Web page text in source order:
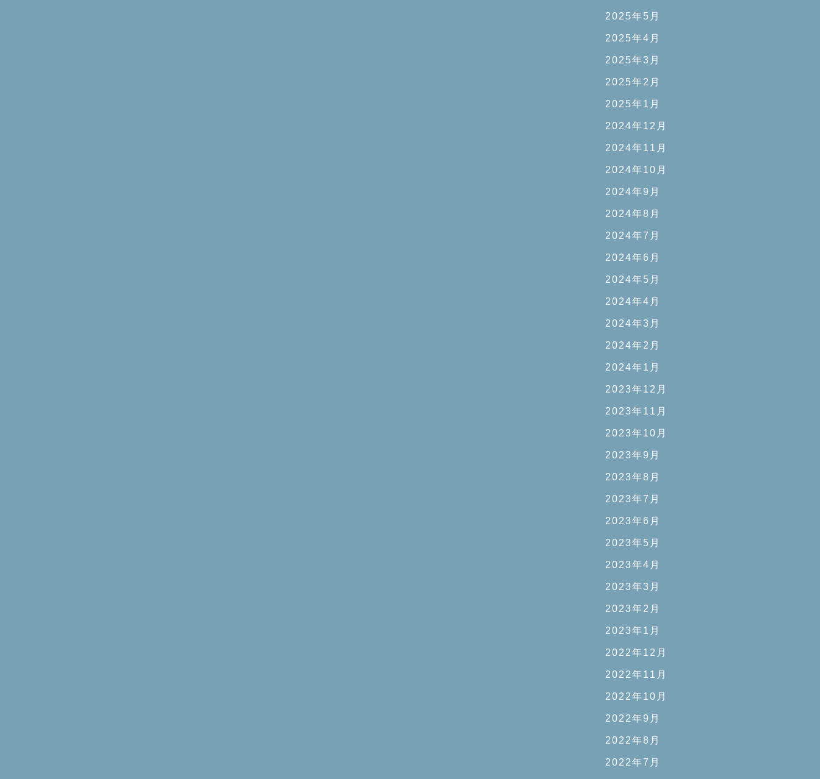
2025年5月
2025年4月
2025年3月
2025年2月
2025年1月
2024年12月
2024年11月
2024年10月
2024年9月
2024年8月
2024年7月
2024年6月
2024年5月
2024年4月
2024年3月
2024年2月
2024年1月
2023年12月
2023年11月
2023年10月
2023年9月
2023年8月
2023年7月
2023年6月
2023年5月
2023年4月
2023年3月
2023年2月
2023年1月
2022年12月
2022年11月
2022年10月
2022年9月
2022年8月
2022年7月